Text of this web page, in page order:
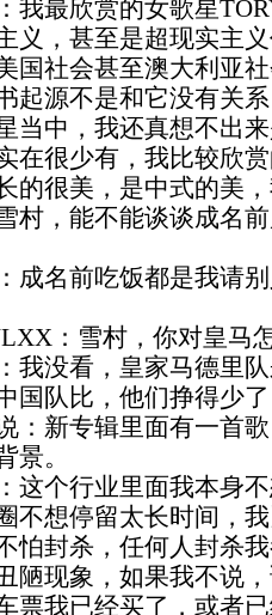
最欣赏的女歌星
义，甚至是超现实主
国社会甚至澳大利亚
起源不是和它没有关
当中，我还真想不出
在很少有，我比较欣
的很美，是中式的美
，能不能谈谈成名前
名前吃饭都是我请别
：雪村，你对皇马
没看，皇家马德里队
国队比，他们挣得少
新专辑里面有一首歌
景。
个行业里面我本身不
不想停留太长时间，
怕封杀，任何人封杀
陋现象，如果我不说
票我已经买了，或者